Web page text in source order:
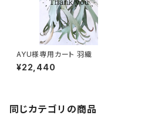
AYU様専用カート 羽織
¥22,440
同じカテゴリの商品